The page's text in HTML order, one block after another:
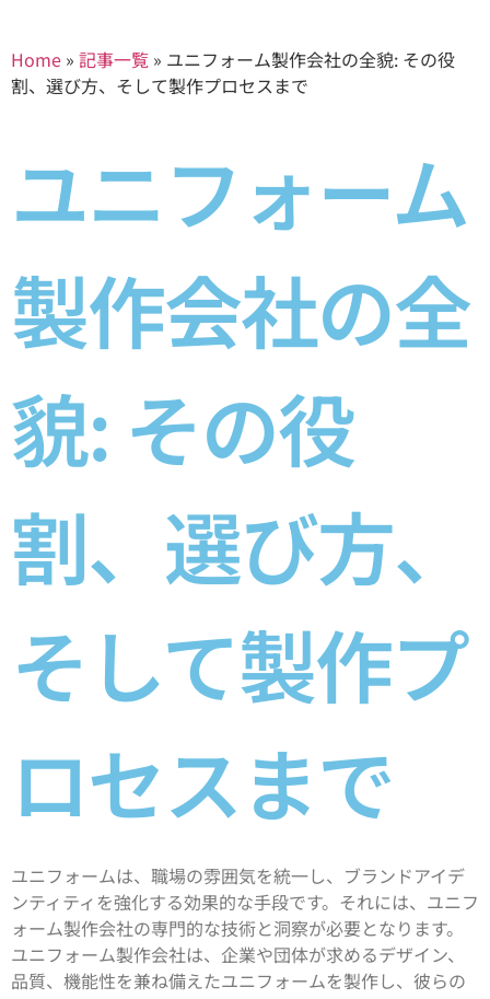
Home » 記事一覧 » ユニフォーム製作会社の全貌: その役
割、選び方、そして製作プロセスまで
ユニフォーム
製作会社の全
貌: その役
割、選び方、
そして製作プ
ロセスまで
ユニフォームは、職場の雰囲気を統一し、ブランドアイデ
ンティティを強化する効果的な手段です。それには、ユニフ
ォーム製作会社の専門的な技術と洞察が必要となります。
ユニフォーム製作会社は、企業や団体が求めるデザイン、
品質、機能性を兼ね備えたユニフォームを製作し、彼らの